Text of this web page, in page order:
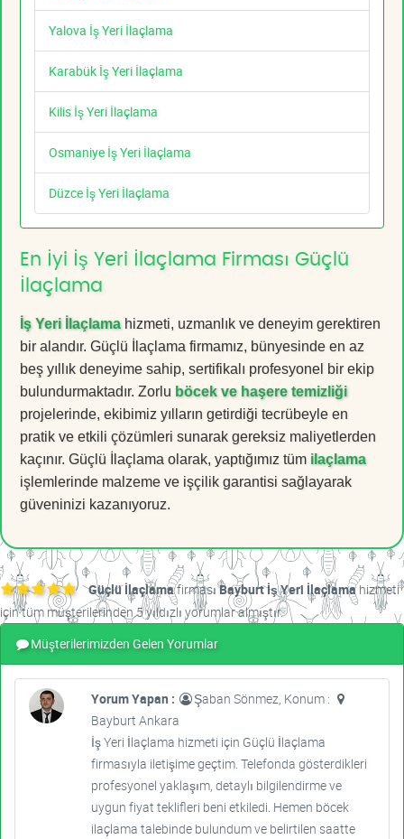
Yalova İş Yeri İlaçlama
Karabük İş Yeri İlaçlama
Kilis İş Yeri İlaçlama
Osmaniye İş Yeri İlaçlama
Düzce İş Yeri İlaçlama
En İyi İş Yeri İlaçlama Firması Güçlü
İlaçlama
İş Yeri İlaçlamahizmeti, uzmanlık ve deneyim gerektiren
bir alandır. Güçlü İlaçlama firmamız, bünyesinde en az
beş yıllık deneyime sahip, sertifikalı profesyonel bir ekip
bulundurmaktadır. Zorlu böcek ve haşere temizliği
projelerinde, ekibimiz yılların getirdiği tecrübeyle en
pratik ve etkili çözümleri sunarak gereksiz maliyetlerden
kaçınır. Güçlü İlaçlama olarak, yaptığımız tüm ilaçlama
işlemlerinde malzeme ve işçilik garantisi sağlayarak
güveninizi kazanıyoruz.
Güçlü İlaçlamafirmasıBayburt İş Yeri İlaçlamahizmeti
için tüm müşterilerinden 5 yıldızlı yorumlar almıştır.
Müşterilerimizden Gelen Yorumlar
Yorum Yapan :
Şaban Sönmez, Konum :
Bayburt Ankara
İş Yeri İlaçlama hizmeti için Güçlü İlaçlama
firmasıyla iletişime geçtim. Telefonda gösterdikleri
profesyonel yaklaşım, detaylı bilgilendirme ve
uygun fiyat teklifleri beni etkiledi. Hemen böcek
ilaçlama talebinde bulundum ve belirtilen saatte